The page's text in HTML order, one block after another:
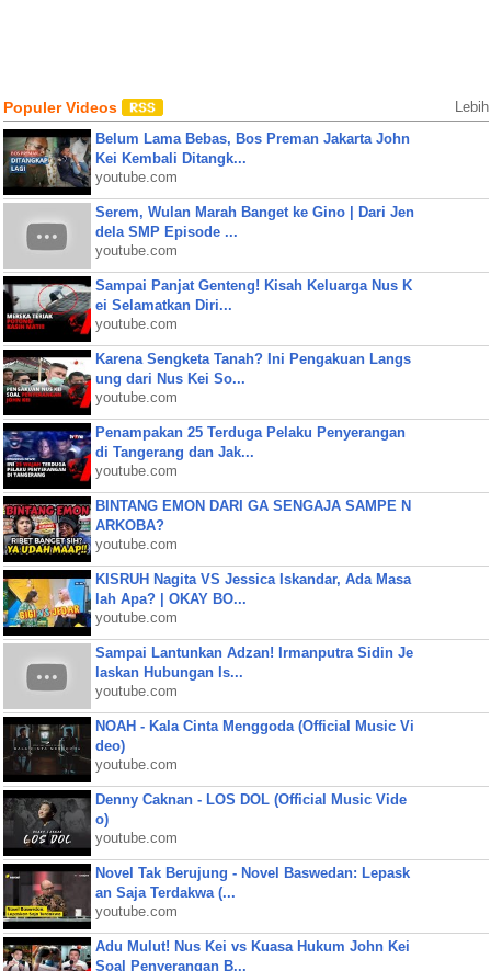
Populer Videos Lebih
Belum Lama Bebas, Bos Preman Jakarta John
Kei Kembali Ditangk...
youtube.com
Serem, Wulan Marah Banget ke Gino | Dari Jen
dela SMP Episode ...
youtube.com
Sampai Panjat Genteng! Kisah Keluarga Nus K
ei Selamatkan Diri...
youtube.com
Karena Sengketa Tanah? Ini Pengakuan Langs
ung dari Nus Kei So...
youtube.com
Penampakan 25 Terduga Pelaku Penyerangan
di Tangerang dan Jak...
youtube.com
BINTANG EMON DARI GA SENGAJA SAMPE N
ARKOBA?
youtube.com
KISRUH Nagita VS Jessica Iskandar, Ada Masa
lah Apa? | OKAY BO...
youtube.com
Sampai Lantunkan Adzan! Irmanputra Sidin Je
laskan Hubungan Is...
youtube.com
NOAH - Kala Cinta Menggoda (Official Music Vi
deo)
youtube.com
Denny Caknan - LOS DOL (Official Music Vide
o)
youtube.com
Novel Tak Berujung - Novel Baswedan: Lepask
an Saja Terdakwa (...
youtube.com
Adu Mulut! Nus Kei vs Kuasa Hukum John Kei
Soal Penyerangan B...